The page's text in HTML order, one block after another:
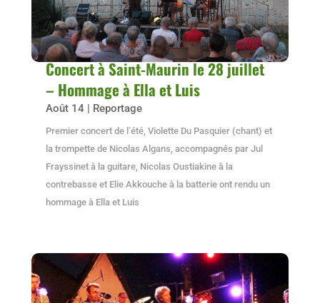
Concert à Saint-Maurin le 28 juillet
– Hommage à Ella et Luis
Août 14| Reportage
Premier concert de l’été, Violette Du Pasquier (chant) et
la trompette de Nicolas Algans, accompagnés par Jul
Frayssinet à la guitare, Nicolas Oustiakine à la
contrebasse et Elie Akkouche à la batterie ont rendu un
hommage à Ella et Luis